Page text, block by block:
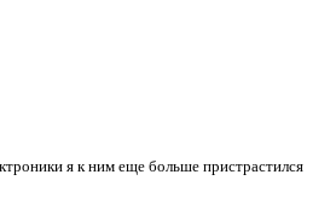
я к ним еще больше пристрастился